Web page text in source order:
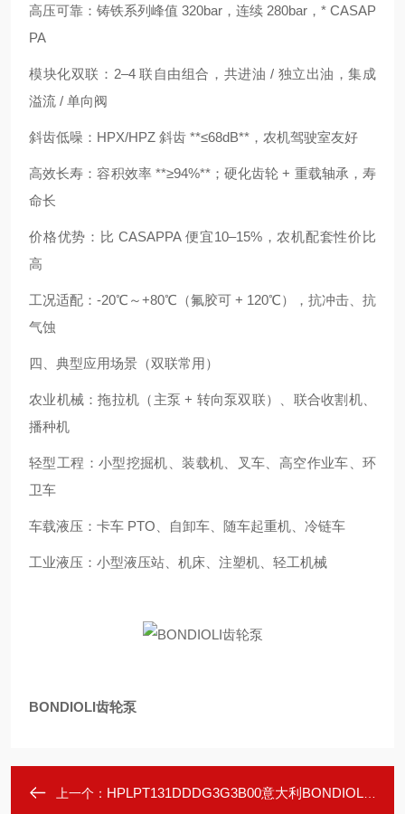
高压可靠：铸铁系列峰值 320bar，连续 280bar，* CASAP
PA
模块化双联：2–4 联自由组合，共进油 / 独立出油，集成
溢流 / 单向阀
斜齿低噪：HPX/HPZ 斜齿 **≤68dB**，农机驾驶室友好
高效长寿：容积效率 **≥94%**；硬化齿轮 + 重载轴承，寿
命长
价格优势：比 CASAPPA 便宜10–15%，农机配套性价比
高
工况适配：-20℃～+80℃（氟胶可 + 120℃），抗冲击、抗
气蚀
四、典型应用场景（双联常用）
农业机械：拖拉机（主泵 + 转向泵双联）、联合收割机、
播种机
轻型工程：小型挖掘机、装载机、叉车、高空作业车、环
卫车
车载液压：卡车 PTO、自卸车、随车起重机、冷链车
工业液压：小型液压站、机床、注塑机、轻工机械
BONDIOLI齿轮泵
上一个： HPLPT131DDDG3G3B00意大利BONDIOLI齿轮泵